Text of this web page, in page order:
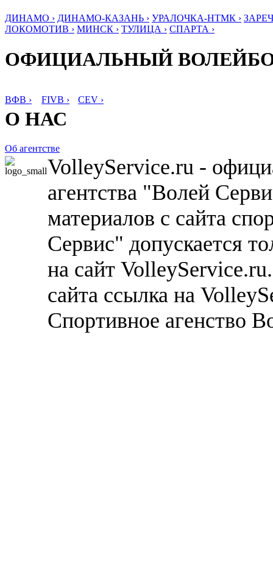
ДИНАМО › ДИНАМО-КАЗАНЬ › УРАЛОЧКА-НТМК ›
ЛОКОМОТИВ › МИНСК › ТУЛИЦА › СПАРТА ›
ОФИЦИАЛЬНЫЙ
ВФВ › FIVB › CEV ›
О НАС
Об агентстве
VolleyService.ru -
агентства "Волей
материалов с сайта
Сервис" допускается
на сайт
сайта ссылка на
Спортивное агенство